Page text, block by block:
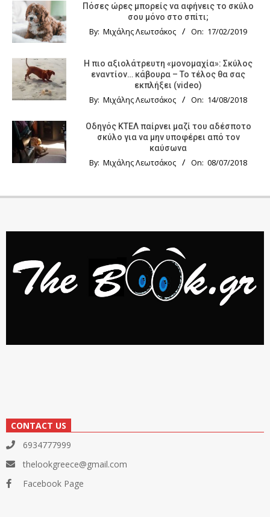
Πόσες ώρες μπορείς να αφήνεις το σκύλο
σου μόνο στο σπίτι;
By: Μιχάλης Λεωτσάκος On: 17/02/2019
Η πιο αξιολάτρευτη «μονομαχία»: Σκύλος
εναντίον… κάβουρα – Το τέλος θα σας
εκπλήξει (video)
By: Μιχάλης Λεωτσάκος On: 14/08/2018
Οδηγός KTΕΛ παίρνει μαζί του αδέσποτο
σκύλο για να μην υποφέρει από τον
καύσωνα
By: Μιχάλης Λεωτσάκος On: 08/07/2018
CONTACT US
6934777999
thelookgreece@gmail.com
Facebook Page